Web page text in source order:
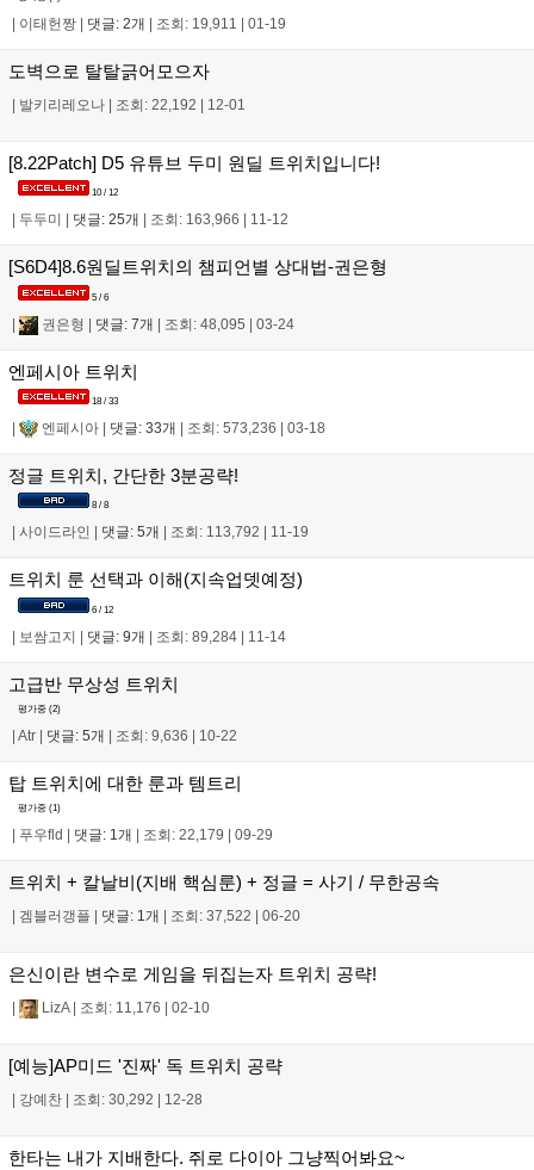
이태헌짱 댓글: 2개 조회: 19,911 01-19
도벽으로 탈탈긁어모으자
발키리레오나 조회: 22,192 12-01
[8.22Patch] D5 유튜브 두미 원딜 트위치입니다!
10 / 12
두두미 댓글: 25개 조회: 163,966 11-12
[S6D4]8.6원딜트위치의 챔피언별 상대법-권은형
5 / 6
| 권은형 | 댓글: 7개 | 조회: 48,095 | 03-24
엔페시아 트위치
18 / 33
엔페시아 댓글: 33개 조회: 573,236 03-18
정글 트위치, 간단한 3분공략!
8 / 8
사이드라인 댓글: 5개 조회: 113,792 11-19
트위치 룬 선택과 이해(지속업뎃예정)
6 / 12
| 보쌈고지 | 댓글: 9개 | 조회: 89,284 | 11-14
고급반 무상성 트위치
평가중 (2)
Atr 댓글: 5개 조회: 9,636 10-22
탑 트위치에 대한 룬과 템트리
평가중 (1)
푸우fld 댓글: 1개 조회: 22,179 09-29
트위치 + 칼날비(지배 핵심룬) + 정글 = 사기 / 무한공속
겜블러갱플 댓글: 1개 조회: 37,522 06-20
은신이란 변수로 게임을 뒤집는자 트위치 공략!
LizA| 조회: 11,176 02-10
[예능]AP미드 '진짜' 독 트위치 공략
강예찬 조회: 30,292 12-28
한타는 내가 지배한다. 쥐로 다이아 그냥찍어봐요~